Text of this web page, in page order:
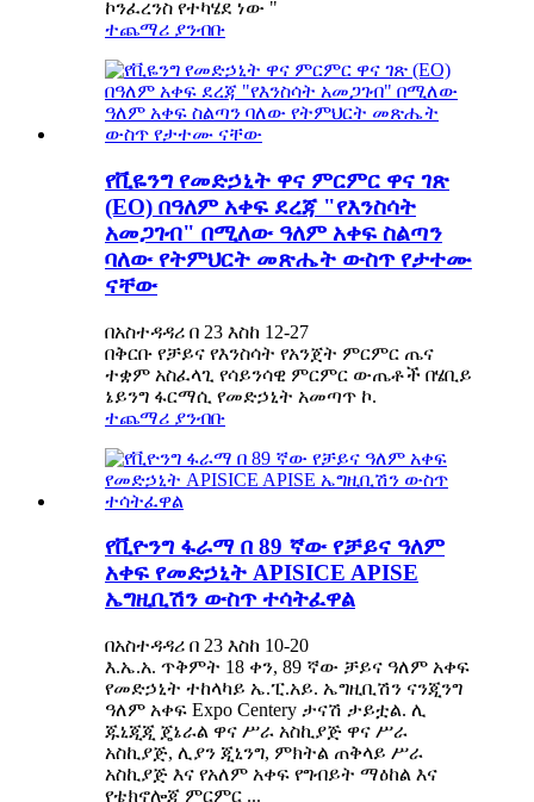
ኮንፈረንስ የተካሄደ ነው "
ተጨማሪ ያንብቡ
የቪዬንግ የመድኃኒት ዋና ምርምር ዋና ገጽ
(EO) በዓለም አቀፍ ደረጃ "የእንስሳት
አመጋገብ" በሚለው ዓለም አቀፍ ስልጣን
ባለው የትምህርት መጽሔት ውስጥ የታተሙ
ናቸው
በአስተዳዳሪ በ 23 እስከ 12-27
በቅርቡ የቻይና የእንስሳት የአንጀት ምርምር ጤና
ተቋም አስፈላጊ የሳይንሳዊ ምርምር ውጤቶች በሄቢይ
ኔይንግ ፋርማሲ የመድኃኒት አመጣጥ ኮ.
ተጨማሪ ያንብቡ
የቪዮንግ ፋራማ በ 89 ኛው የቻይና ዓለም
አቀፍ የመድኃኒት APISICE APISE
ኤግዚቢሽን ውስጥ ተሳትፈዋል
በአስተዳዳሪ በ 23 እስከ 10-20
እ.ኤ.አ. ጥቅምት 18 ቀን, 89 ኛው ቻይና ዓለም አቀፍ
የመድኃኒት ተከላካይ ኤ.ፒ.አይ. ኤግዚቢሽን ናንጂንግ
ዓለም አቀፍ Expo Centery ታናሽ ታይቷል. ሊ
ጁኒጂጂ ጄኔራል ዋና ሥራ አስኪያጅ ዋና ሥራ
አስኪያጅ, ሊያን ጂኒንግ, ምክትል ጠቅላይ ሥራ
አስኪያጅ እና የአለም አቀፍ የግብይት ማዕከል እና
የቴክኖሎጂ ምርምር ...